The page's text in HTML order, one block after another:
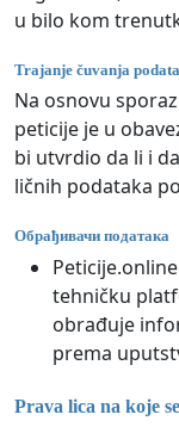
u bilo kom
Trajanje čuvanja
Na osnovu
peticije je u
bi utvrdio da li i
ličnih podataka
Обрађивачи података
tehničku
obrađuje
prema
Prava lica na koje